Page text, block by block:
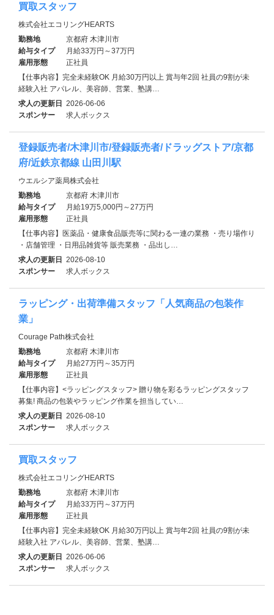
買取スタッフ
株式会社エコリングHEARTS
勤務地
京都府 木津川市
給与タイプ
月給33万円～37万円
雇用形態
正社員
【仕事内容】完全未経験OK 月給30万円以上 賞与年2回 社員の9割が未
経験入社 アパレル、美容師、営業、塾講…
求人の更新日 2026-06-06
スポンサー
求人ボックス
登録販売者/木津川市/登録販売者/ドラッグストア/京都
府/近鉄京都線 山田川駅
ウエルシア薬局株式会社
勤務地
京都府 木津川市
給与タイプ
月給19万5,000円～27万円
雇用形態
正社員
【仕事内容】医薬品・健康食品販売等に関わる一連の業務 ・売り場作り
・店舗管理 ・日用品雑貨等 販売業務 ・品出し…
求人の更新日 2026-08-10
スポンサー
求人ボックス
ラッピング・出荷準備スタッフ「人気商品の包装作
業」
Courage Path株式会社
勤務地
京都府 木津川市
給与タイプ
月給27万円～35万円
雇用形態
正社員
【仕事内容】<ラッピングスタッフ> 贈り物を彩るラッピングスタッフ
募集! 商品の包装やラッピング作業を担当してい…
求人の更新日 2026-08-10
スポンサー
求人ボックス
買取スタッフ
株式会社エコリングHEARTS
勤務地
京都府 木津川市
給与タイプ
月給33万円～37万円
雇用形態
正社員
【仕事内容】完全未経験OK 月給30万円以上 賞与年2回 社員の9割が未
経験入社 アパレル、美容師、営業、塾講…
求人の更新日 2026-06-06
スポンサー
求人ボックス